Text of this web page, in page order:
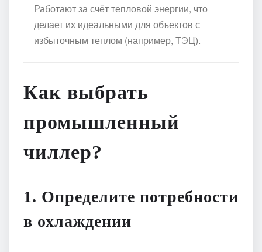
Работают за счёт тепловой энергии, что
делает их идеальными для объектов с
избыточным теплом (например, ТЭЦ).
Как выбрать
промышленный
чиллер?
1. Определите потребности
в охлаждении